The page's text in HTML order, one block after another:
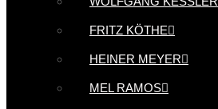
FRITZ KÖTHE
HEINER MEYER
MEL RAMOS